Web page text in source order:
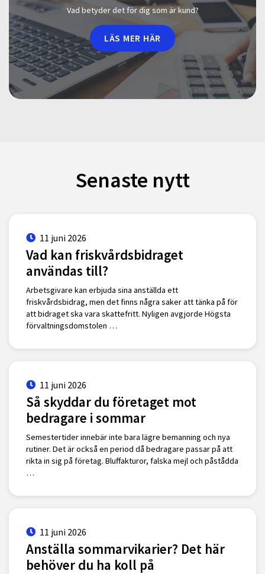
Vad betyder det för dig som är kund?
LÄS MER HÄR
Senaste nytt
11 juni 2026
Vad kan friskvårdsbidraget
användas till?
Arbetsgivare kan erbjuda sina anställda ett
friskvårdsbidrag, men det finns några saker att tänka på för
att bidraget ska vara skattefritt. Nyligen avgjorde Högsta
förvaltningsdomstolen …
11 juni 2026
Så skyddar du företaget mot
bedragare i sommar
Semestertider innebär inte bara lägre bemanning och nya
rutiner. Det är också en period då bedragare passar på att
rikta in sig på företag. Bluffakturor, falska mejl och påstådda
…
11 juni 2026
Anställa sommarvikarier? Det här
behöver du ha koll på